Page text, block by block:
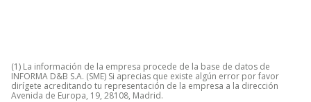
(1) La información de la empresa procede de la base de datos de
INFORMA D&B S.A. (SME) Si aprecias que existe algún error por favor
dirígete acreditando tu representación de la empresa a la dirección
Avenida de Europa, 19, 28108, Madrid.